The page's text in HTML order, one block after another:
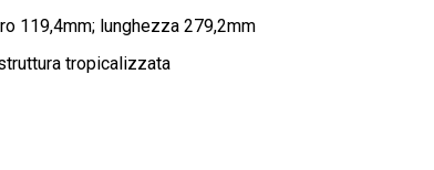
119,4mm; lunghezza 279,2mm
tropicalizzata